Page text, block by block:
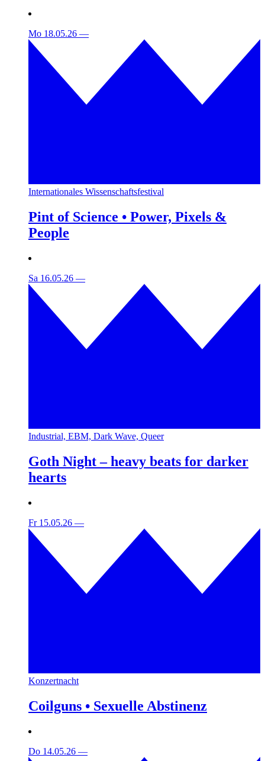
Mo 18.05.26 —
Internationales Wissenschaftsfestival
Pint of Science • Power, Pixels &
People
Sa 16.05.26 —
Industrial, EBM, Dark Wave, Queer
Goth Night – heavy beats for darker
hearts
Fr 15.05.26 —
Konzertnacht
Coilguns • Sexuelle Abstinenz
Do 14.05.26 —